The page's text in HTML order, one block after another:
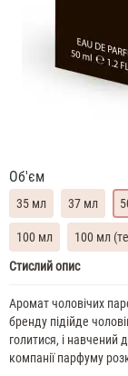
Об'єм
35 мл 37 мл
100 мл 100 мл
Chanel
De
Chanel
35
ML
Стислий опис
Аромат чоловічих
бренду підійде
голитися, і
компанії парфуму